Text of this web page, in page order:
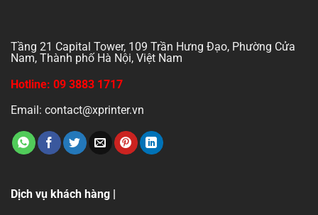
Tầng 21 Capital Tower, 109 Trần Hưng Đạo, Phường Cửa
Nam, Thành phố Hà Nội, Việt Nam
Hotline: 09 3883 1717
Email: contact@xprinter.vn
Dịch vụ khách hàng |